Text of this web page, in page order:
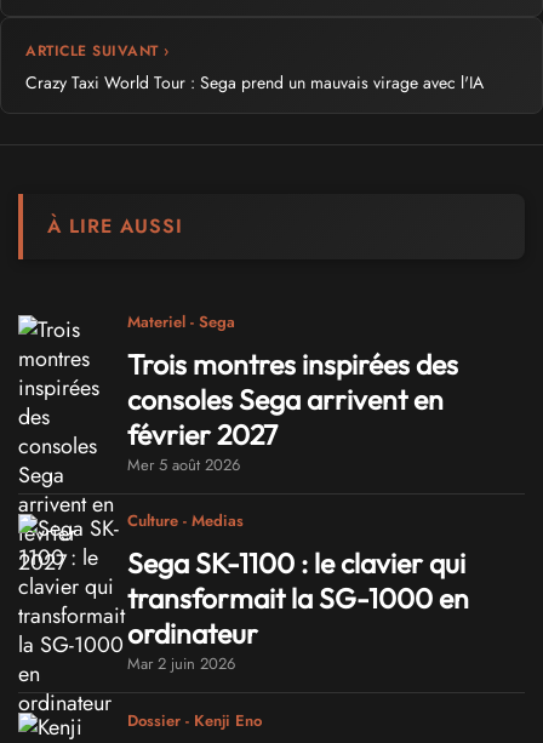
ARTICLE SUIVANT ›
Crazy Taxi World Tour : Sega prend un mauvais virage avec l'IA
À LIRE AUSSI
Materiel - Sega
Trois montres inspirées des
consoles Sega arrivent en
février 2027
Mer 5 août 2026
Culture - Medias
Sega SK-1100 : le clavier qui
transformait la SG-1000 en
ordinateur
Mar 2 juin 2026
Dossier - Kenji Eno